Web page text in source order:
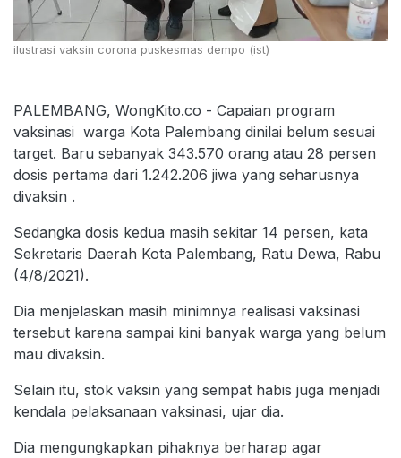
ilustrasi vaksin corona puskesmas dempo (ist)
PALEMBANG, WongKito.co - Capaian program
vaksinasi warga Kota Palembang dinilai belum sesuai
target. Baru sebanyak 343.570 orang atau 28 persen
dosis pertama dari 1.242.206 jiwa yang seharusnya
divaksin .
Sedangka dosis kedua masih sekitar 14 persen, kata
Sekretaris Daerah Kota Palembang, Ratu Dewa, Rabu
(4/8/2021).
Dia menjelaskan masih minimnya realisasi vaksinasi
tersebut karena sampai kini banyak warga yang belum
mau divaksin.
Selain itu, stok vaksin yang sempat habis juga menjadi
kendala pelaksanaan vaksinasi, ujar dia.
Dia mengungkapkan pihaknya berharap agar